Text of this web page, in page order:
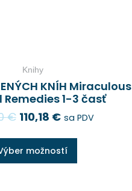
Knihy
KNÍH Miraculous
1-3 časť
€ 110,18 € sa PDV
možností